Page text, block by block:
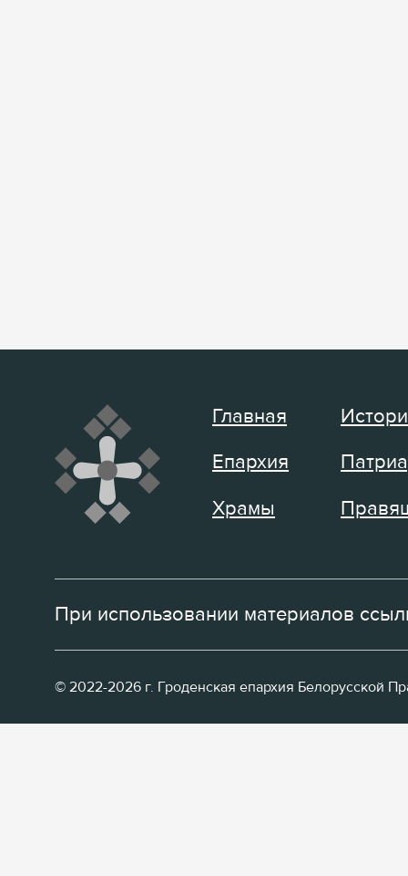
Главная
Епархия
Храмы
При использовании материалов
© 2022-2026 г. Гроденская епархия Белорусской